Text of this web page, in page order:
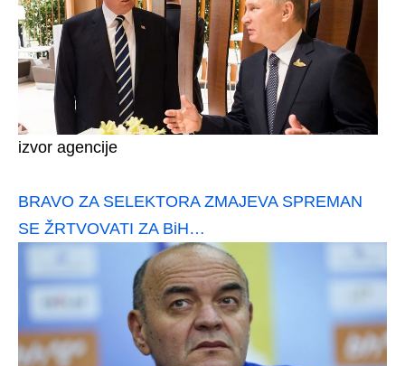
izvor agencije
BRAVO ZA SELEKTORA ZMAJEVA SPREMAN
SE ŽRTVOVATI ZA BiH…